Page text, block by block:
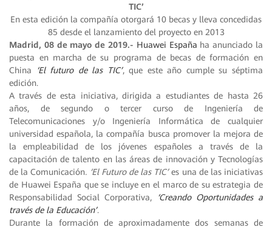
TIC’
En esta edición la compañía otorgará 10 becas y lleva concedidas
85 desde el lanzamiento del proyecto en 2013
Madrid, 08 de mayo de 2019.- Huawei España ha anunciado la
puesta en marcha de su programa de becas de formación en
China
‘El futuro de las TIC’, que este año cumple su séptima
edición.
A través de esta iniciativa, dirigida a estudiantes de hasta 26
años, de segundo o tercer curso de Ingeniería de
Telecomunicaciones y/o Ingeniería Informática de cualquier
universidad española, la compañía busca promover la mejora de
la empleabilidad de los jóvenes españoles a través de la
capacitación de talento en las áreas de innovación y Tecnologías
de la Comunicación. ‘El Futuro de las TIC’es una de las iniciativas
de Huawei España que se incluye en el marco de su estrategia de
Responsabilidad Social Corporativa,
‘Creando Oportunidades a
través de la Educación’.
Durante la formación de aproximadamente dos semanas de